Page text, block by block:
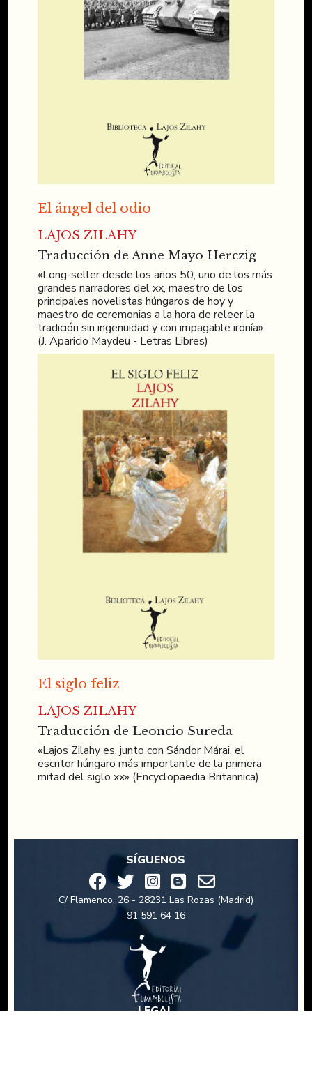
El ángel del odio
LAJOS ZILAHY
Traducción de Anne Mayo Herczig
«Long-seller desde los años 50, uno de los más
grandes narradores del xx, maestro de los
principales novelistas húngaros de hoy y
maestro de ceremonias a la hora de releer la
tradición sin ingenuidad y con impagable ironía»
(J. Aparicio Maydeu - Letras Libres)
El siglo feliz
LAJOS ZILAHY
Traducción de Leoncio Sureda
«Lajos Zilahy es, junto con Sándor Márai, el
escritor húngaro más importante de la primera
mitad del siglo xx» (Encyclopaedia Britannica)
SÍGUENOS
C/ Flamenco, 26 - 28231 Las Rozas (Madrid)
91 591 64 16
LEGAL